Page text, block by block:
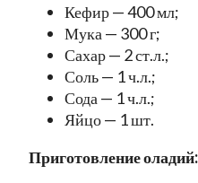
Кефир — 400 мл;
Мука — 300 г;
Сахар — 2 ст.л.;
Соль — 1 ч.л.;
Сода — 1 ч.л.;
Яйцо — 1 шт.
Приготовление оладий: